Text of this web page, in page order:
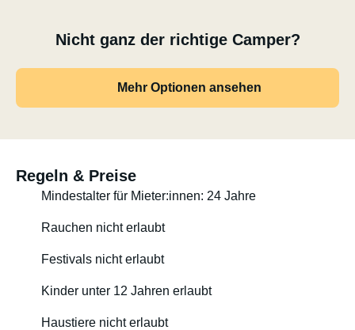
Nicht ganz der richtige Camper?
Mehr Optionen ansehen
Regeln & Preise
Mindestalter für Mieter:innen: 24 Jahre
Rauchen nicht erlaubt
Festivals nicht erlaubt
Kinder unter 12 Jahren erlaubt
Haustiere nicht erlaubt